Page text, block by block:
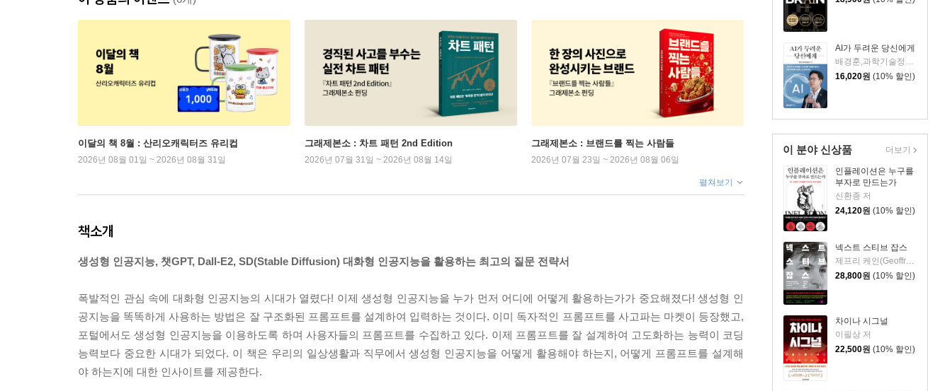
AI가 두려운 당신에게
배경훈,과학기술정보통신부 저
16,020원 (10% 할인)
이 분야 신상품
인플레이션은 누구를
부자로 만드는가
신환종 저
24,120원 (10% 할인)
넥스트 스티브 잡스
제프리 케인(Geoffrey Cain) 저/이민석 역
28,800원 (10% 할인)
차이나 시그널
이필상 저
22,500원 (10% 할인)
더보기
이달의 책 8월 : 산리오캐릭터즈 유리컵
2026년 08월 01일 ~ 2026년 08월 31일
그래제본소 : 차트 패턴 2nd Edition
2026년 07월 31일 ~ 2026년 08월 14일
그래제본소 : 브랜드를 찍는 사람들
2026년 07월 23일 ~ 2026년 08월 06일
펼쳐보기
책소개
생성형 인공지능, 챗GPT, Dall-E2, SD(Stable Diffusion) 대화형 인공지능을 활용하는 최고의 질문 전략서
폭발적인 관심 속에 대화형 인공지능의 시대가 열렸다! 이제 생성형 인공지능을 누가 먼저 어디에 어떻게 활용하는가가 중요해졌다! 생성형 인
공지능을 똑똑하게 사용하는 방법은 잘 구조화된 프롬프트를 설계하여 입력하는 것이다. 이미 독자적인 프롬프트를 사고파는 마켓이 등장했고,
포털에서도 생성형 인공지능을 이용하도록 하며 사용자들의 프롬프트를 수집하고 있다. 이제 프롬프트를 잘 설계하여 고도화하는 능력이 코딩
능력보다 중요한 시대가 되었다. 이 책은 우리의 일상생활과 직무에서 생성형 인공지능을 어떻게 활용해야 하는지, 어떻게 프롬프트를 설계해
야 하는지에 대한 인사이트를 제공한다.